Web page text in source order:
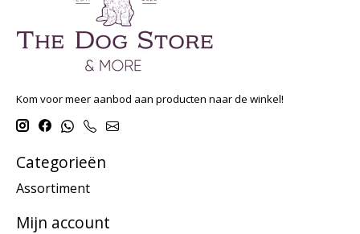
Kom voor meer aanbod aan producten naar de winkel!
Categorieën
Assortiment
Mijn account